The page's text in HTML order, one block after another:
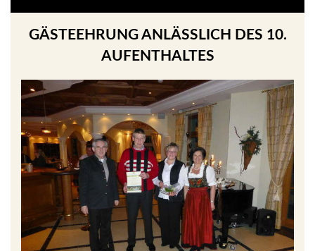
GÄSTEEHRUNG ANLÄSSLICH DES 10. A
UFENTHALTES